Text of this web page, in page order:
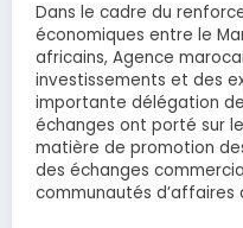
Dans le cadre du
économiques entre le
africains, Agence
investissements et des
importante délégation de
échanges ont porté sur
matière de promotion
des échanges
communautés d’affaires